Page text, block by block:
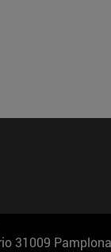
31009 Pamplona